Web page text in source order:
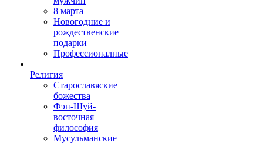
8 марта
Новогодние и
рождественские
подарки
Профессионалные
Религия
Старославяские
божества
Фэн-Шуй-
восточная
философия
Мусульманские